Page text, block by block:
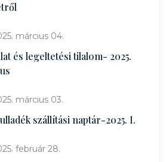
március 04.
és legeltetési tilalom- 2025.
március 03.
szállítási naptár-2025. I.
február 28.